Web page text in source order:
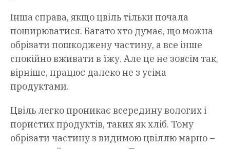
Інша справа, якщо цвіль тільки почала
поширюватися. Багато хто думає, що можна
обрізати пошкоджену частину, а все інше
спокійно вживати в їжу. Але це не зовсім так,
вірніше, працює далеко не з усіма
продуктами.
Цвіль легко проникає всередину вологих і
пористих продуктів, таких як хліб. Тому
обрізати частину з видимою цвіллю марно –